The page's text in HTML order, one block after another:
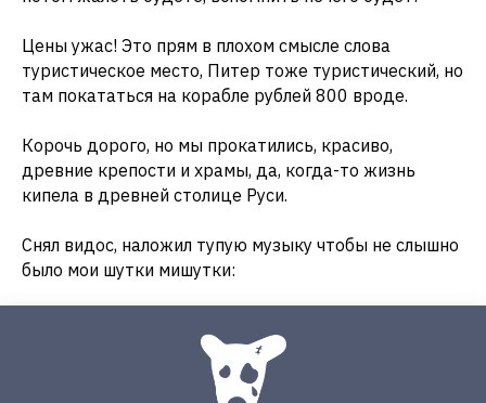
Цены ужас! Это прям в плохом смысле слова
туристическое место, Питер тоже туристический, но
там покататься на корабле рублей 800 вроде.
Корочь дорого, но мы прокатились, красиво,
древние крепости и храмы, да, когда-то жизнь
кипела в древней столице Руси.
Снял видос, наложил тупую музыку чтобы не слышно
было мои шутки мишутки: